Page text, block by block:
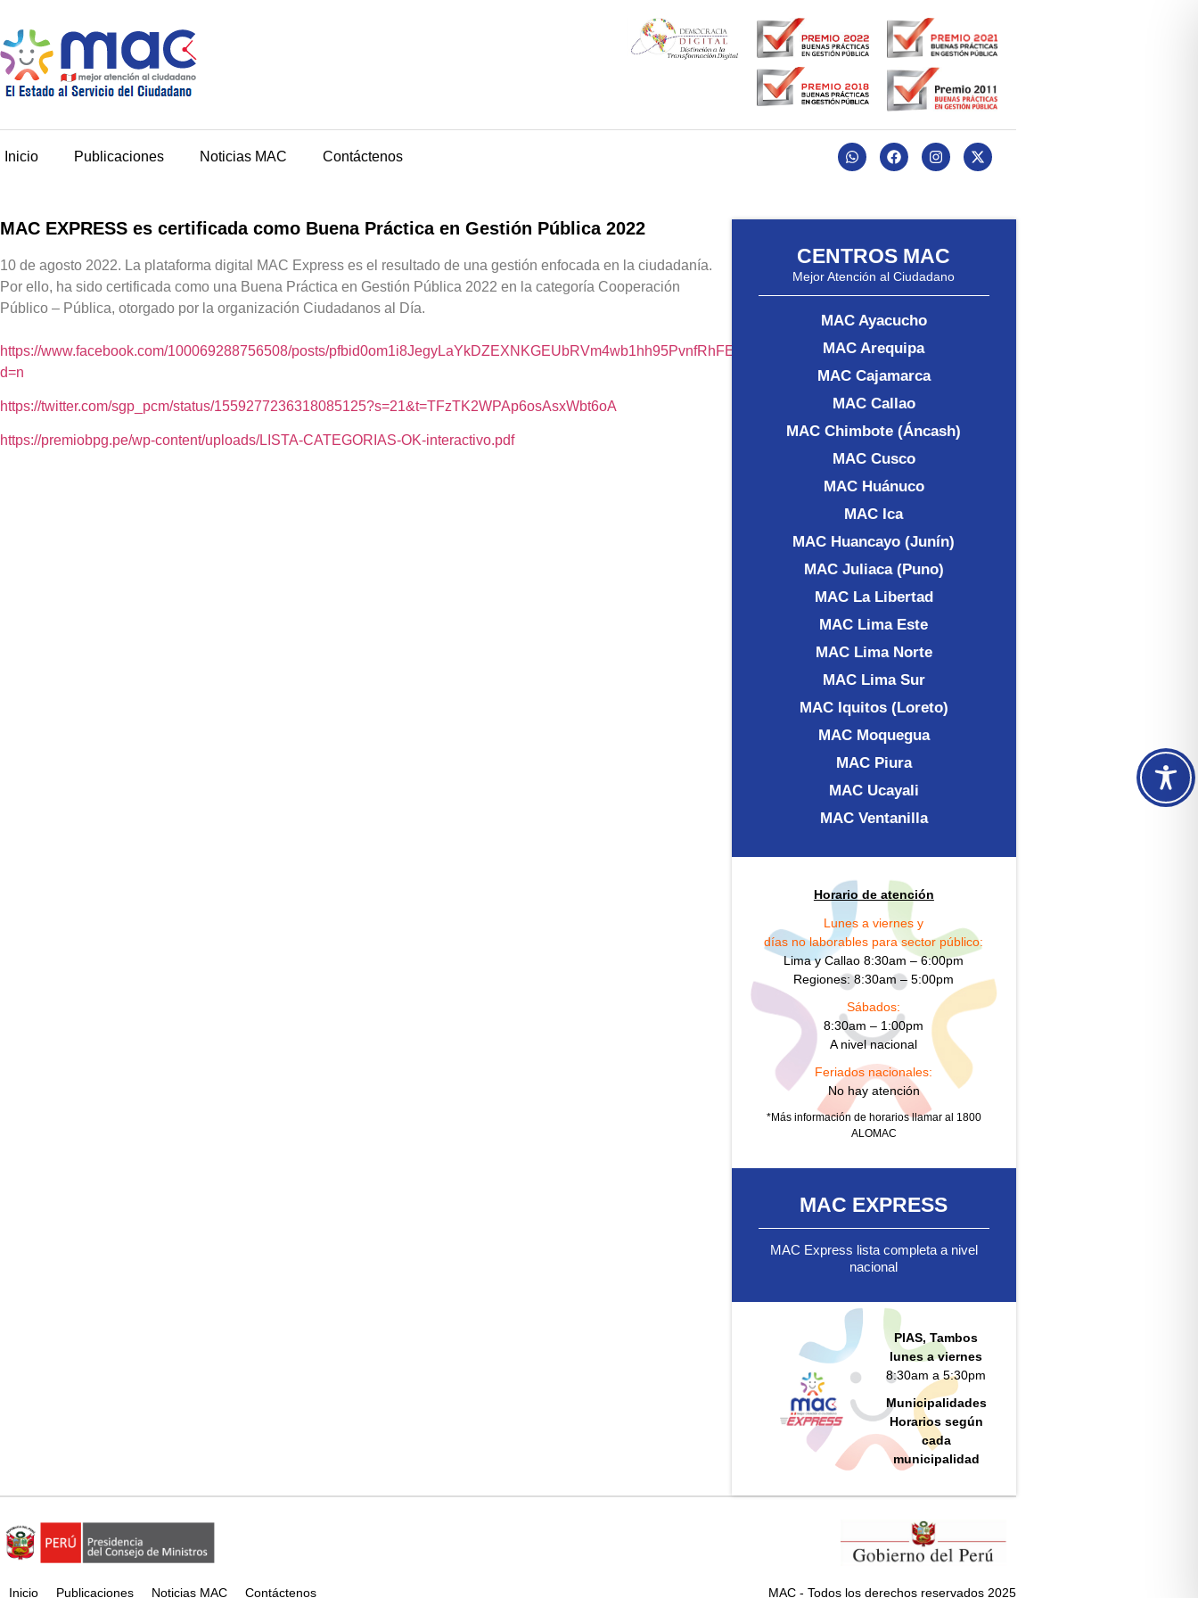
Inicio Publicaciones Noticias MAC Contáctenos
MAC EXPRESS es certificada como Buena Práctica en Gestión Pública 2022
10 de agosto 2022. La plataforma digital MAC Express es el resultado de una gestión enfocada en la ciudadanía.
Por ello, ha sido certificada como una Buena Práctica en Gestión Pública 2022 en la categoría Cooperación
Público – Pública, otorgado por la organización Ciudadanos al Día.
https://www.facebook.com/100069288756508/posts/pfbid0om1i8JegyLaYkDZEXNKGEUbRVm4wb1hh95PvnfRhFEcUMmXc93E3n42Qpzy8Z5Akl/?
d=n
https://twitter.com/sgp_pcm/status/1559277236318085125?s=21&t=TFzTK2WPAp6osAsxWbt6oA
https://premiobpg.pe/wp-content/uploads/LISTA-CATEGORIAS-OK-interactivo.pdf
CENTROS MAC
Mejor Atención al Ciudadano
MAC Ayacucho
MAC Arequipa
MAC Cajamarca
MAC Callao
MAC Chimbote (Áncash)
MAC Cusco
MAC Huánuco
MAC Ica
MAC Huancayo (Junín)
MAC Juliaca (Puno)
MAC La Libertad
MAC Lima Este
MAC Lima Norte
MAC Lima Sur
MAC Iquitos (Loreto)
MAC Moquegua
MAC Piura
MAC Ucayali
MAC Ventanilla
Horario de atención
Lunes a viernes y
días no laborables para sector público:
Lima y Callao 8:30am – 6:00pm
Regiones: 8:30am – 5:00pm
Sábados:
8:30am – 1:00pm
A nivel nacional
Feriados nacionales:
No hay atención
*Más información de horarios llamar al 1800
ALOMAC
MAC EXPRESS
MAC Express lista completa a nivel
nacional
PIAS, Tambos
lunes a viernes
8:30am a 5:30pm
Municipalidades
Horarios según
cada
municipalidad
Inicio Publicaciones Noticias MAC Contáctenos MAC - Todos los derechos reservados 2025